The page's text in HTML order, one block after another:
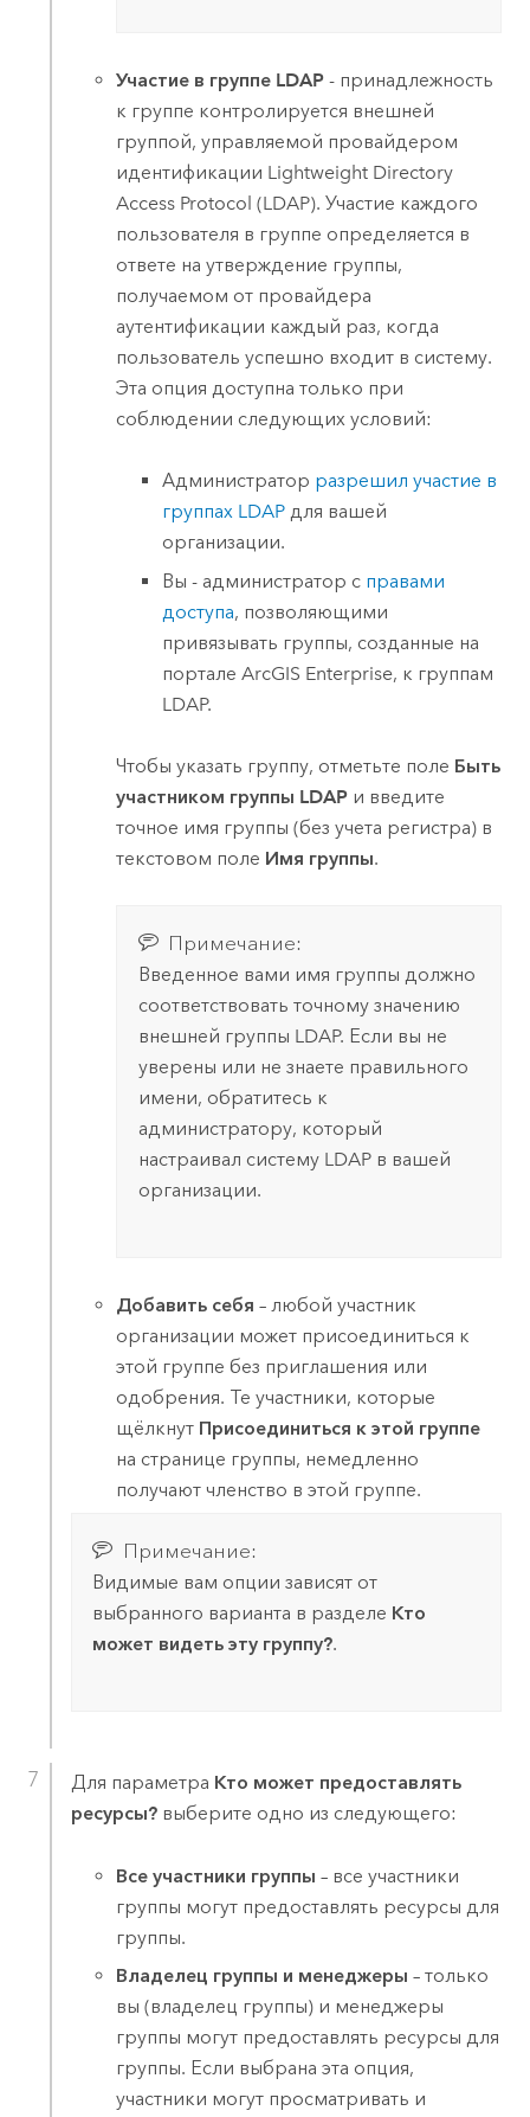
Участие в группе LDAP - принадлежность
к группе контролируется внешней
группой, управляемой провайдером
идентификации Lightweight Directory
Access Protocol (LDAP). Участие каждого
пользователя в группе определяется в
ответе на утверждение группы,
получаемом от провайдера
аутентификации каждый раз, когда
пользователь успешно входит в систему.
Эта опция доступна только при
соблюдении следующих условий:
Администратор разрешил участие в
группах LDAPдля вашей
организации.
Вы - администратор с правами
доступа, позволяющими
привязывать группы, созданные на
портале ArcGIS Enterprise, к группам
LDAP.
Чтобы указать группу, отметьте поле Быть
участником группы LDAP и введите
точное имя группы (без учета регистра) в
текстовом поле Имя группы.
Примечание:
Введенное вами имя группы должно
соответствовать точному значению
внешней группы LDAP. Если вы не
уверены или не знаете правильного
имени, обратитесь к
администратору, который
настраивал систему LDAP в вашей
организации.
Добавить себя – любой участник
организации может присоединиться к
этой группе без приглашения или
одобрения. Те участники, которые
щёлкнут Присоединиться к этой группе
на странице группы, немедленно
получают членство в этой группе.
Примечание:
Видимые вам опции зависят от
выбранного варианта в разделе Кто
может видеть эту группу?.
Для параметра Кто может предоставлять
ресурсы?выберите одно из следующего:
Все участники группы – все участники
группы могут предоставлять ресурсы для
группы.
Владелец группы и менеджеры – только
вы (владелец группы) и менеджеры
группы могут предоставлять ресурсы для
группы. Если выбрана эта опция,
участники могут просматривать и